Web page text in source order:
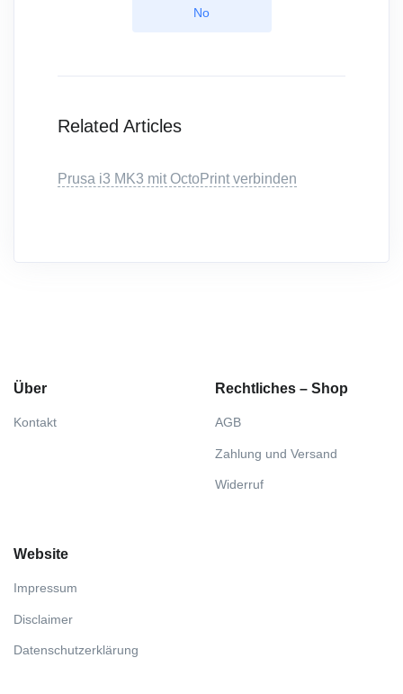
No
Related Articles
Prusa i3 MK3 mit OctoPrint verbinden
Über
Kontakt
Rechtliches – Shop
AGB
Zahlung und Versand
Widerruf
Website
Impressum
Disclaimer
Datenschutzerklärung